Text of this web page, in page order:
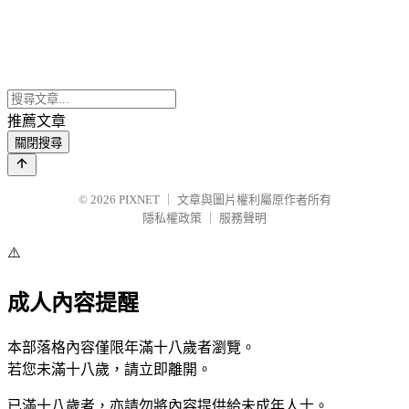
推薦文章
關閉搜尋
© 2026 PIXNET
文章與圖片權利屬原作者所有
隱私權政策
服務聲明
⚠️
成人內容提醒
本部落格內容僅限年滿十八歲者瀏覽。
若您未滿十八歲，請立即離開。
已滿十八歲者，亦請勿將內容提供給未成年人士。